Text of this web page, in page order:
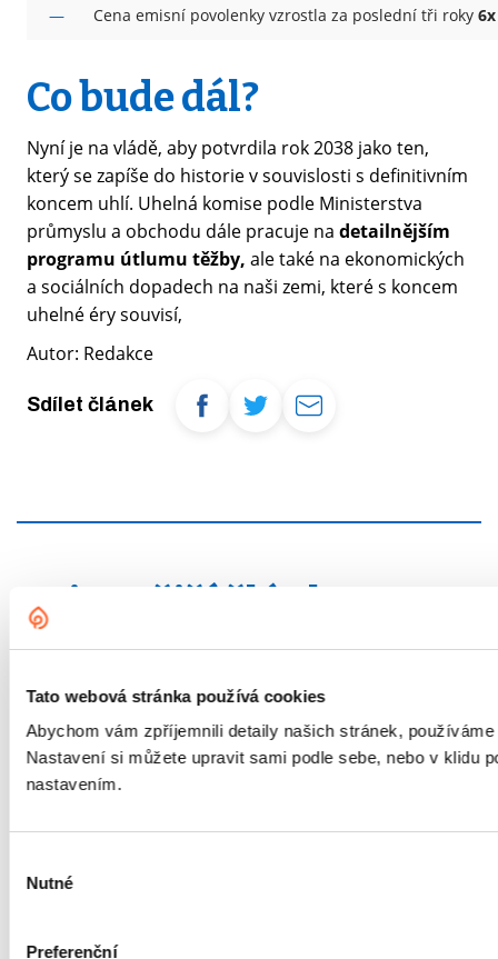
Tato webová stránka používá cookies
Abychom vám zpříjemnili detaily našich stránek,
Nastavení si můžete upravit sami podle sebe, nebo v klidu
nastavením.
souhlasu
Nutné
Preferenční
Cena emisní povolenky vzrostla za poslední tři roky 6x
Co bude dál?
Nyní je na vládě, aby potvrdila rok 2038 jako ten,
který se zapíše do historie v souvislosti s definitivním
koncem uhlí. Uhelná komise podle Ministerstva
průmyslu a obchodu dále pracuje na detailnějším
programu útlumu těžby, ale také na ekonomických
a sociálních dopadech na naši zemi, které s koncem
uhelné éry souvisí,
Autor: Redakce
Sdílet článek
Nejnovější články
Energetika